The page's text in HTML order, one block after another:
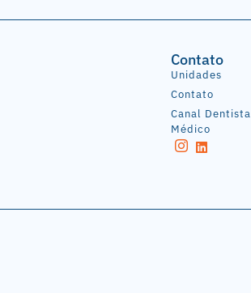
Contato
Unidades
Contato
Canal Dentista|
Médico